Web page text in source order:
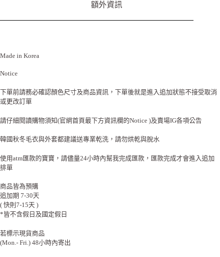
額外資訊
Made in Korea
Notice
下單前請務必確認顏色尺寸及商品資訊，下單後就是進入追加狀態不接受取消
或更改訂單
請仔細閱讀購物須知(官網首頁最下方資訊欄的Notice )及賣場IG各項公告
韓國秋冬毛衣與外套都建議送專業乾洗，請勿烘乾與脫水
使用atm匯款的寶寶，請儘量24小時內幫我完成匯款，匯款完成才會進入追加
排單
商品皆為預購
追加期 7-30天
( 快則7-15天 )
*皆不含假日及國定假日
若標示現貨商品
(Mon.- Fri.) 48小時內寄出